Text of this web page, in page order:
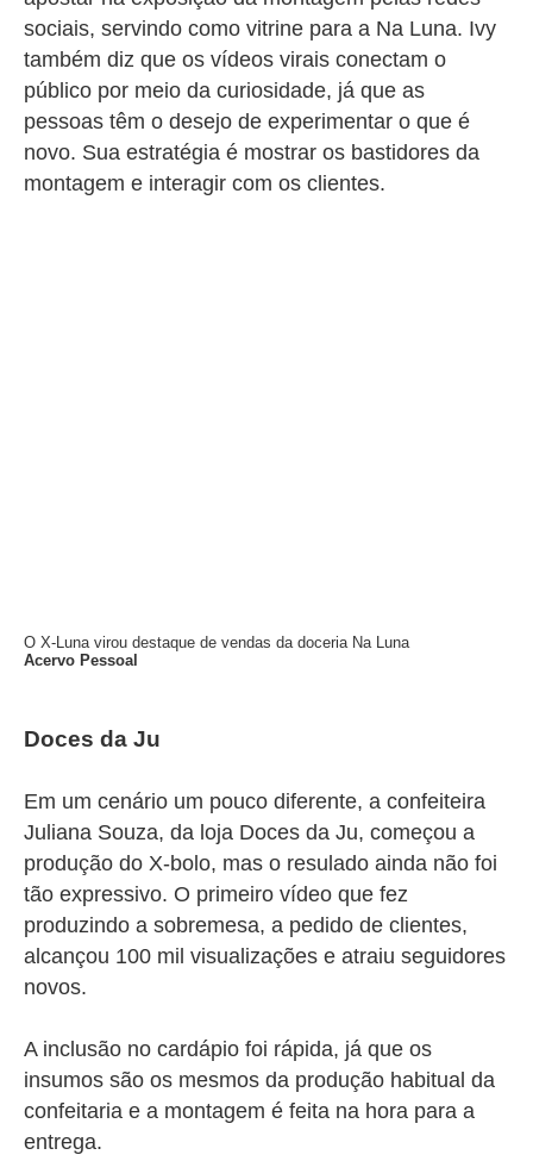
sociais, servindo como vitrine para a Na Luna. Ivy
também diz que os vídeos virais conectam o
público por meio da curiosidade, já que as
pessoas têm o desejo de experimentar o que é
novo. Sua estratégia é mostrar os bastidores da
montagem e interagir com os clientes.
O X-Luna virou destaque de vendas da doceria Na Luna
Acervo Pessoal
Doces da Ju
Em um cenário um pouco diferente, a confeiteira
Juliana Souza, da loja Doces da Ju, começou a
produção do X-bolo, mas o resulado ainda não foi
tão expressivo. O primeiro vídeo que fez
produzindo a sobremesa, a pedido de clientes,
alcançou 100 mil visualizações e atraiu seguidores
novos.
A inclusão no cardápio foi rápida, já que os
insumos são os mesmos da produção habitual da
confeitaria e a montagem é feita na hora para a
entrega.